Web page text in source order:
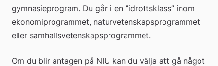
gymnasieprogram. Du går i en ”idrottsklass” inom
ekonomiprogrammet, naturvetenskaps­programmet
eller samhällsvetenskaps­programmet.
Om du blir antagen på NIU kan du välja att gå något